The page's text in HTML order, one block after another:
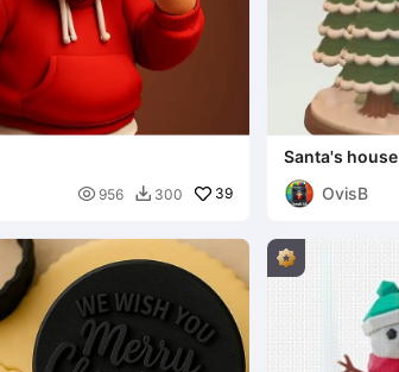
 956  300 39
Santa's house
OvisB